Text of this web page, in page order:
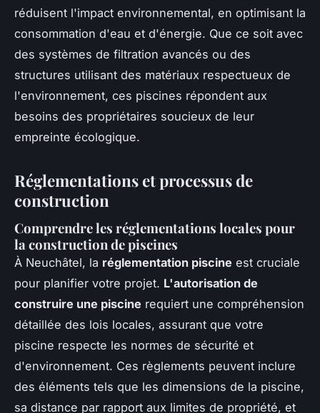
réduisent l'impact environnemental, en optimisant la
consommation d'eau et d'énergie. Que ce soit avec
des systèmes de filtration avancés ou des
structures utilisant des matériaux respectueux de
l'environnement, ces piscines répondent aux
besoins des propriétaires soucieux de leur
empreinte écologique.
Réglementations et processus de
construction
Comprendre les réglementations locales pour
la construction de piscines
À Neuchâtel, la réglementation piscine est cruciale
pour planifier votre projet. L'autorisation de
construire une piscine requiert une compréhension
détaillée des lois locales, assurant que votre
piscine respecte les normes de sécurité et
d'environnement. Ces règlements peuvent inclure
des éléments tels que les dimensions de la piscine,
sa distance par rapport aux limites de propriété, et